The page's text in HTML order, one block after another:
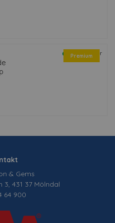
Premium
Finns i lager
& Gems
431 37 Mölndal
64 900